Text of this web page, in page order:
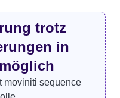
trotz
in
moviniti sequence